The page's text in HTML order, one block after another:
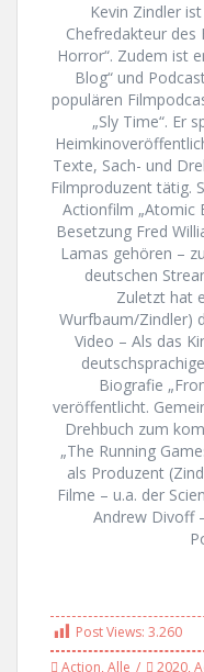
Kevin Zindler
Chefredakteur
Horror“. Zudem ist
Blog“ und
populären
„Sly Time“. Er
Texte, Sach- und
Filmproduzent tätig.
Actionfilm „Atomic
Besetzung Fred
Lamas gehören –
deutschen
Zuletzt hat
Wurfbaum/Zindler)
Video – Als das
Biografie
veröffentlicht.
Drehbuch zum
„The Running
als Produzent
Filme – u.a. der
Andrew Divoff
Post Views: 3.260
Action, Alle 2020,